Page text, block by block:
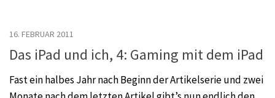
16. FEBRUAR 2011
Das iPad und ich, 4: Gaming mit dem iPad
Fast ein halbes Jahr nach Beginn der Artikelserie und zwei